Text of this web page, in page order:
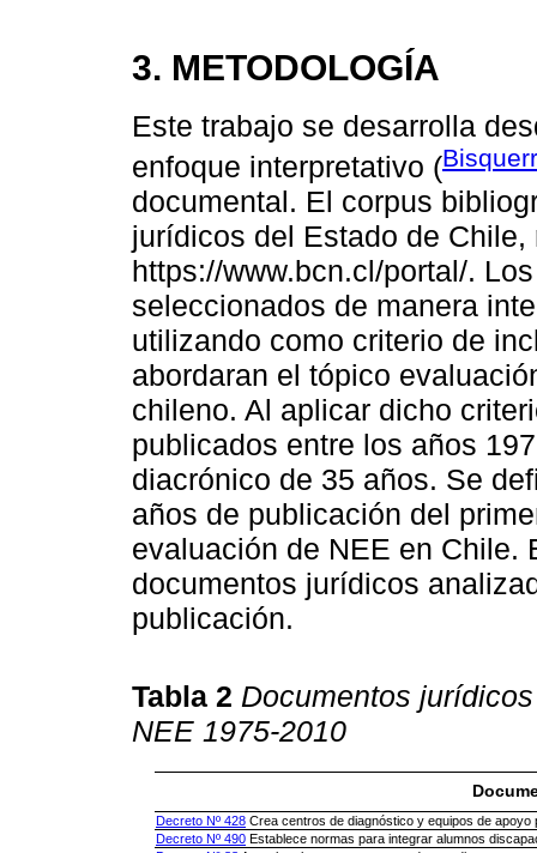
3. METODOLOGÍA
Este trabajo se desarrolla
enfoque interpretativo (
documental. El corpus
jurídicos del Estado de
https://www.bcn.cl/portal/.
seleccionados de manera
utilizando como criterio de
abordaran el tópico
chileno. Al aplicar dicho
publicados entre los años
diacrónico de 35 años. Se
años de publicación del
evaluación de NEE en Chile.
documentos jurídicos
publicación.
Tabla 2 Documentos
NEE 1975-2010
Decreto Nº 428 Crea centros de diagnóstico y equipos de
Decreto Nº 490 Establece normas para integrar alumnos